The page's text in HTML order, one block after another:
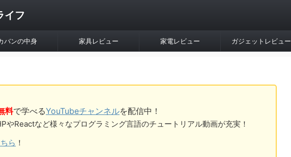
イフ
バンの中身 家具レビュー 家電レビュー ガジェットレビュー
料で学べるYouTubeチャンネルを配信中！
やReactなど様々なプログラミング言語のチュートリアル動画が充実！
ら ！